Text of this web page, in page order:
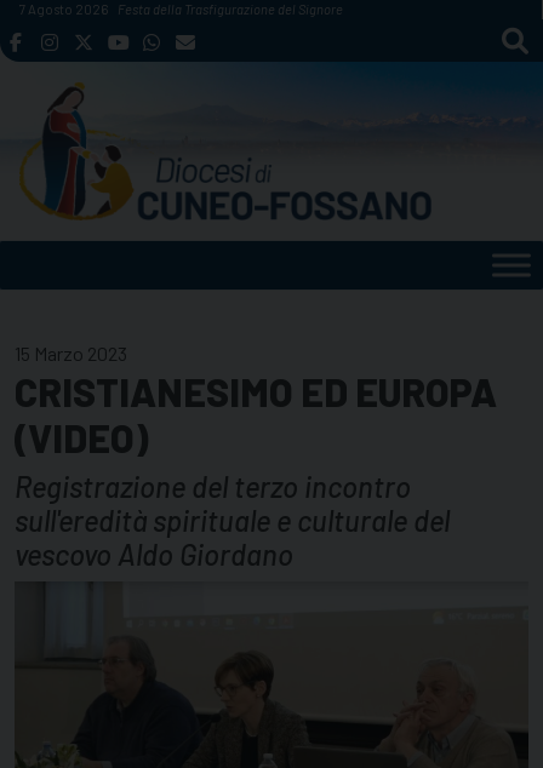
Skip
to
7 Agosto 2026 Festa della Trasfigurazione del Signore
15 Marzo 2023
CRISTIANESIMO ED EUROPA
(VIDEO)
Registrazione del terzo incontro
sull'eredità spirituale e culturale del
vescovo Aldo Giordano